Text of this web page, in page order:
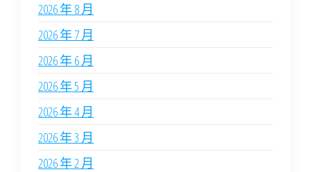
2026 年 8 月
2026 年 7 月
2026 年 6 月
2026 年 5 月
2026 年 4 月
2026 年 3 月
2026 年 2 月